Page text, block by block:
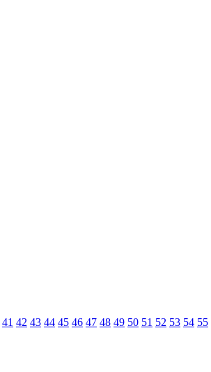
41 42 43 44 45 46 47 48 49 50 51 52 53 54 55